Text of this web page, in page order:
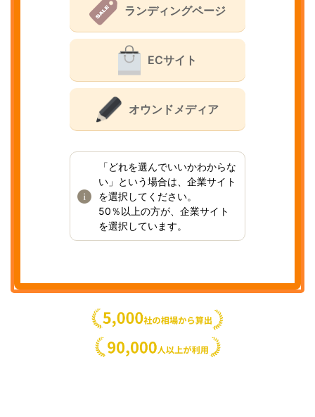
ランディングページ
ECサイト
オウンドメディア
「どれを選んでいいかわからな
い」という場合は、企業サイト
を選択してください。
50％以上の方が、企業サイト
を選択しています。